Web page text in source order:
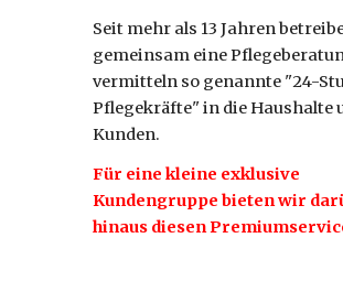
Seit mehr als 13 Jahren
gemeinsam eine
vermitteln so genannte "24-
Pflegekräfte" in die Haushalte
Kunden.
Für eine kleine exklusive
Kundengruppe bieten wir
hinaus diesen